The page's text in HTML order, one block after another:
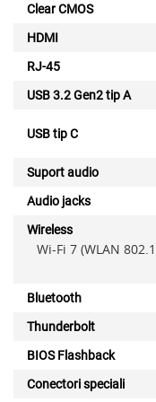
Clear CMOS
HDMI
RJ-45
USB 3.2 Gen2 tip A
USB tip C
Suport audio
Audio jacks
Wireless
Wi-Fi 7 (WLAN
Bluetooth
Thunderbolt
BIOS Flashback
Conectori speciali